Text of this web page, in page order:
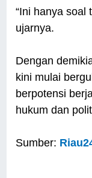
“Ini hanya soal
ujarnya.
Dengan
kini mulai
berpotensi
hukum dan
Sumber: